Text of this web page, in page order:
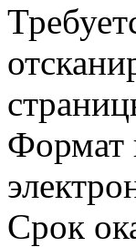
Формат
Срок